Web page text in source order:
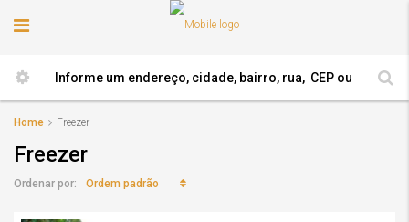
Home Freezer
Freezer
Ordenar por: Ordem padrão